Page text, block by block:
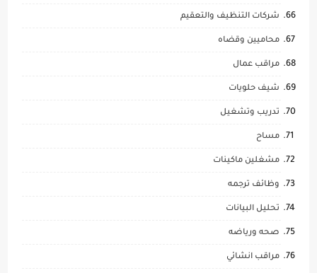
شركات التنظيف والتعقيم
محاميين وقضاه
مراقب عمال
شيف حلويات
تدريب وتشغيل
مساح
مشغلين ماكينات
وظائف ترجمه
تحليل البيانات
صحه ورياضه
مراقب انشائي